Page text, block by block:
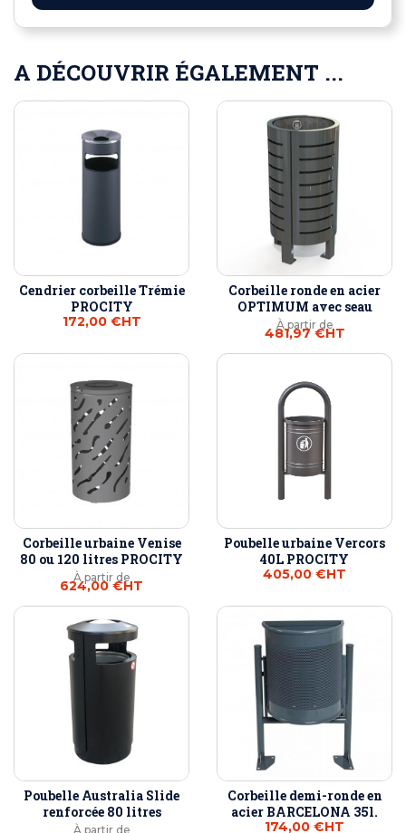
A DÉCOUVRIR ÉGALEMENT ...
Cendrier corbeille Trémie
PROCITY
172,00 €HT
Corbeille ronde en acier
OPTIMUM avec seau
À partir de
481,97 €HT
Corbeille urbaine Venise
80 ou 120 litres PROCITY
À partir de
624,00 €HT
Poubelle urbaine Vercors
40L PROCITY
405,00 €HT
Poubelle Australia Slide
renforcée 80 litres
À partir de
Corbeille demi-ronde en
acier BARCELONA 35l.
174,00 €HT